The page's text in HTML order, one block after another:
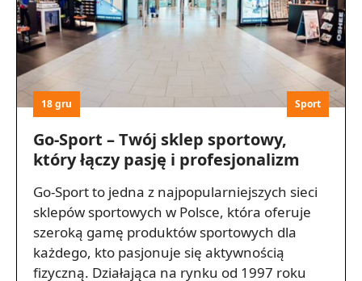
18 gru Sport
Go-Sport – Twój sklep sportowy,
który łączy pasję i profesjonalizm
Go-Sport to jedna z najpopularniejszych sieci
sklepów sportowych w Polsce, która oferuje
szeroką gamę produktów sportowych dla
każdego, kto pasjonuje się aktywnością
fizyczną. Działająca na rynku od 1997 roku